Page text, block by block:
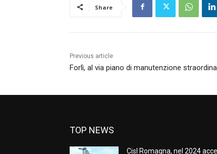
Share
Previous article
Forlì, al via piano di manutenzione
TOP NEWS
Cisl Romagna, nel 2024